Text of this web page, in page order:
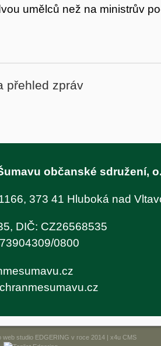
umělců než na ministrův
přehled zpráv
občanské sdružení,
373 41 Hluboká nad
DIČ: CZ26568535
0800
studio EDGERING v roce 2014 | x4u CMS